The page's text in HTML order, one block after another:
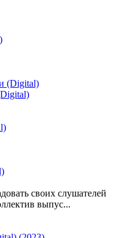
своих слушателей
выпус...